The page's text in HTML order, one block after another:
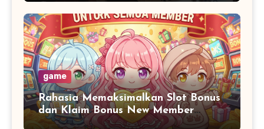
game
Rahasia Memaksimalkan Slot Bonus
dan Klaim Bonus New Member
Tanpa Ribet